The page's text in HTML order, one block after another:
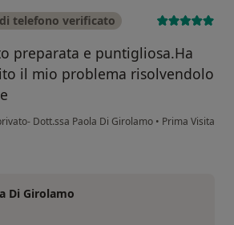
telefono verificato
preparata e puntigliosa.Ha
il mio problema risolvendolo
Dott.ssa Paola Di Girolamo • Prima Visita
g.a.
Di Girolamo